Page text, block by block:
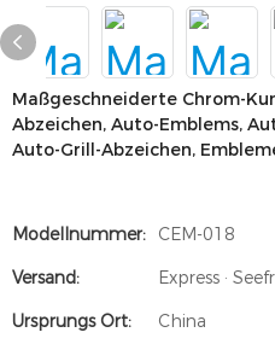
Maßgeschneiderte Chrom-
Abzeichen, Auto-Emblems,
Auto-Grill-Abzeichen,
Modellnummer:
CEM-018
Versand:
Express ·
Ursprungs Ort:
China